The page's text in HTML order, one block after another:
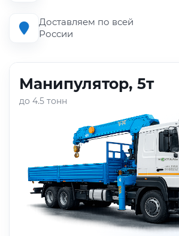
Доставляем по всей
России
ГАЗон-NEXT, 5т
до 5 тонн